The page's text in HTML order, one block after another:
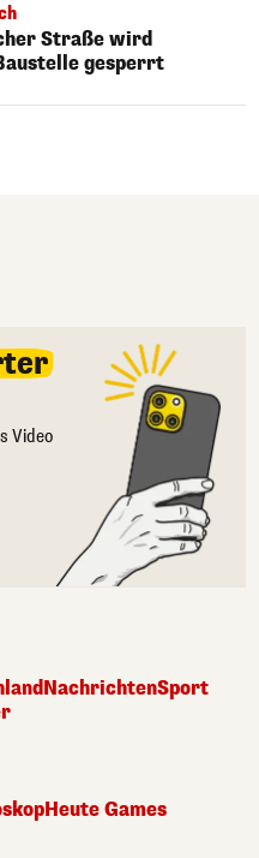
Straße wird
gesperrt
Video
NachrichtenSport
Heute Games